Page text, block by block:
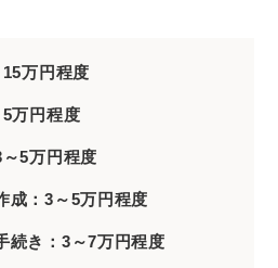
万円程度
万円程度
5万円程度
成：3～5万円程度
続き：3～7万円程度